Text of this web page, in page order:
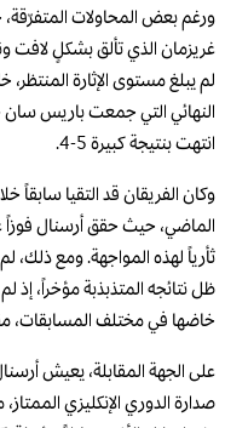
ورغم بعض المحاولات
غريزمان الذي تألق بشكلٍ لافت
لم يبلغ مستوى الإثارة
النهائي التي جمعت باريس سان
انتهت بنتيجة كبيرة 5-4.
وكان الفريقان قد التقيا سابقاً
الماضي، حيث حقق أرسنال فوزاً
ثأرياً لهذه المواجهة. ومع ذلك،
خاضها في مختلف المسابقات، مقابل 7
على الجهة المقابلة، يعيش
صدارة الدوري الإنكليزي